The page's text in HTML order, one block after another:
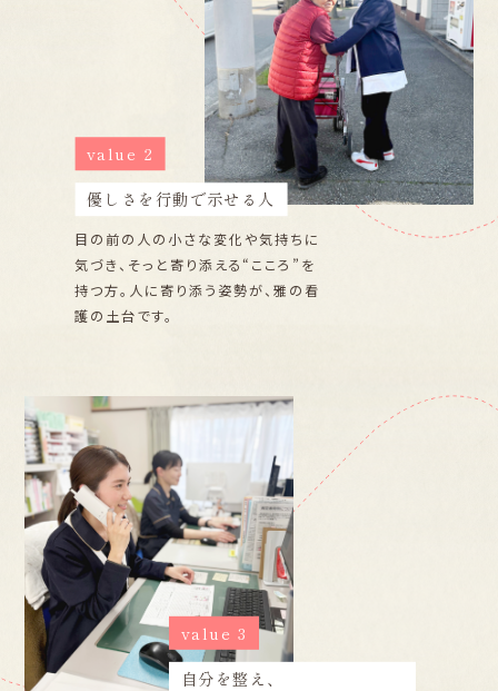
value 2
優しさを行動で示せる人
目の前の人の小さな変化や気持ちに
気づき、そっと寄り添える“こころ”を
持つ方。人に寄り添う姿勢が、雅の看
護の土台です。
value 3
自分を整え、